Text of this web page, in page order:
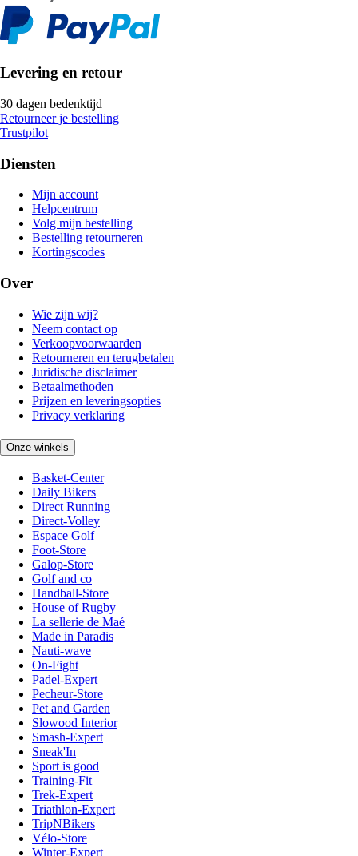
Levering en retour
30 dagen bedenktijd
Retourneer je bestelling
Trustpilot
Diensten
Mijn account
Helpcentrum
Volg mijn bestelling
Bestelling retourneren
Kortingscodes
Over
Wie zijn wij?
Neem contact op
Verkoopvoorwaarden
Retourneren en terugbetalen
Juridische disclaimer
Betaalmethoden
Prijzen en leveringsopties
Privacy verklaring
Onze winkels
Basket-Center
Daily Bikers
Direct Running
Direct-Volley
Espace Golf
Foot-Store
Galop-Store
Golf and co
Handball-Store
House of Rugby
La sellerie de Maé
Made in Paradis
Nauti-wave
On-Fight
Padel-Expert
Pecheur-Store
Pet and Garden
Slowood Interior
Smash-Expert
Sneak'In
Sport is good
Training-Fit
Trek-Expert
Triathlon-Expert
TripNBikers
Vélo-Store
Winter-Expert